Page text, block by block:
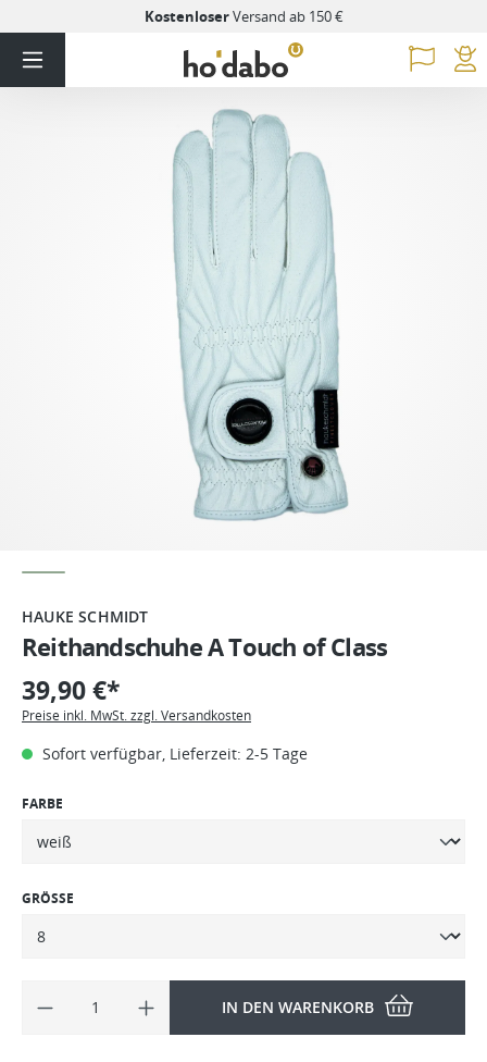
KostenloserVersand ab 150 €
HAUKE SCHMIDT
Reithandschuhe A Touch of Class
39,90 €*
Preise inkl. MwSt. zzgl. Versandkosten
Sofort verfügbar, Lieferzeit: 2-5 Tage
FARBE
GRÖSSE
IN DEN WARENKORB